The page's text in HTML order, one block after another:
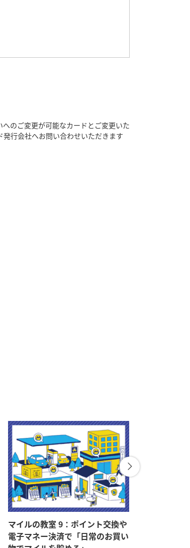
のご変更が可能なカードとご変更いた
行会社へお問い合わせいただきます
マイルの教室 9：ポイント交換や
電子マネー決済で「日常のお買い